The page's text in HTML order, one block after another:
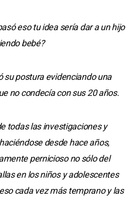
eso tu idea sería dar a un hijo
bebé?
su postura evidenciando una
no condecía con sus 20 años.
todas las investigaciones y
desde hace años,
pernicioso no sólo del
en los niños y adolescentes
cada vez más temprano y las